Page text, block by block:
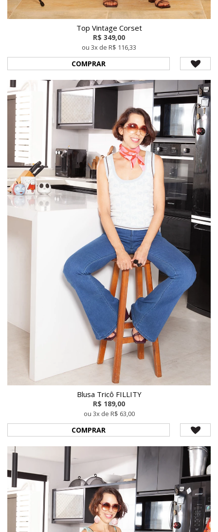
Top Vintage Corset
R$ 349,00
ou 3x de R$ 116,33
COMPRAR
Blusa Tricô FILLITY
R$ 189,00
ou 3x de R$ 63,00
COMPRAR